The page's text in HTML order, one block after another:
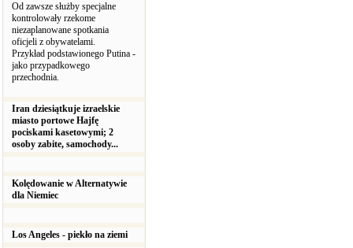
Od zawsze służby specjalne
kontrolowały rzekome
niezaplanowane spotkania
oficjeli z obywatelami.
Przykład podstawionego Putina -
jako przypadkowego
przechodnia.
Iran dziesiątkuje izraelskie
miasto portowe Hajfę
pociskami kasetowymi; 2
osoby zabite, samochody...
Kolędowanie w Alternatywie
dla Niemiec
Los Angeles - piekło na ziemi